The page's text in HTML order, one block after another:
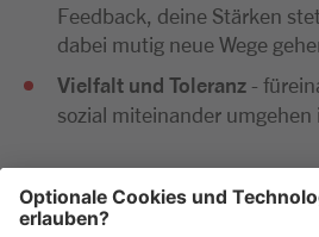
Feedback, deine Stärken
dabei mutig neue Wege
Vielfalt und Toleranz -
sozial miteinander umgehen
diese ausschließlich digital ein.